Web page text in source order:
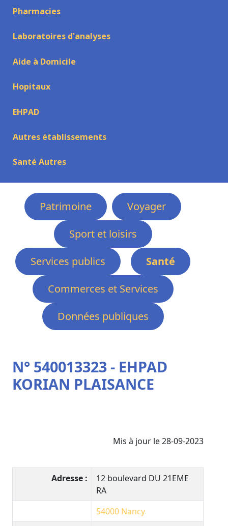
Pharmacies
Laboratoires d'analyses
Aide à Domicile
Hopitaux
EHPAD
Autres établissements
Santé Autres
Patrimoine
Voyager
Sport et loisirs
Services publics
Santé
Commerces et Services
Données publiques
N° 540013323 - EHPAD
KORIAN PLAISANCE
Mis à jour le 28-09-2023
Adresse :
12 boulevard DU 21EME
RA
54000 Nancy